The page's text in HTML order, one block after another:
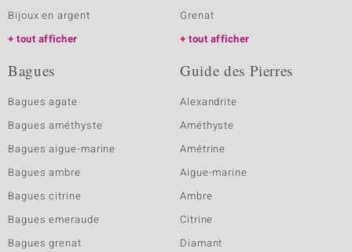
Bijoux en argent
tout afficher
Grenat
tout afficher
Bagues
Bagues agate
Bagues améthyste
Bagues aigue-marine
Bagues ambre
Bagues citrine
Bagues emeraude
Bagues grenat
Guide des Pierres
Alexandrite
Améthyste
Amétrine
Aigue-marine
Ambre
Citrine
Diamant